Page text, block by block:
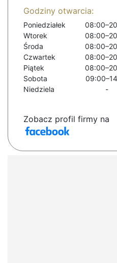
Godziny otwarcia:
Poniedziałek
Wtorek
Środa
Czwartek
Piątek
Sobota
Niedziela
-
Zobacz profil firmy na